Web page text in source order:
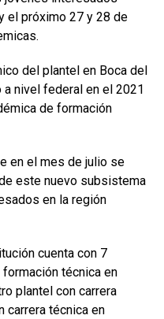
el próximo 27 y 28 de
del plantel en Boca del
a nivel federal en el 2021
de formación
en el mes de julio se
este nuevo subsistema
en la región
cuenta con 7
técnica en
plantel con carrera
carrera técnica en